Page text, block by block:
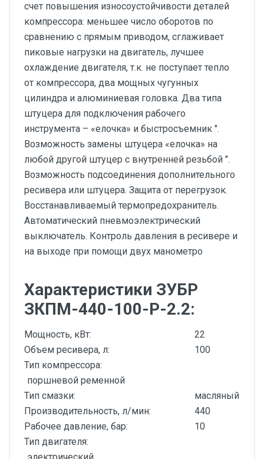
счет повышения износоустойчивости деталей
компрессора: меньшее число оборотов по
сравнению с прямым приводом, сглаживает
пиковые нагрузки на двигатель, лучшее
охлаждение двигателя, т.к. не поступает тепло
от компрессора, два мощных чугунных
цилиндра и алюминиевая головка. Два типа
штуцера для подключения рабочего
инструмента – «елочка» и быстросъемник ".
Возможность замены штуцера «елочка» на
любой другой штуцер с внутренней резьбой ".
Возможность подсоединения дополнительного
ресивера или штуцера. Защита от перегрузок.
Восстанавливаемый термопредохранитель.
Автоматический пневмоэлектрический
выключатель. Контроль давления в ресивере и
на выходе при помощи двух манометро
Характеристики ЗУБР
ЗКПМ-440-100-Р-2.2:
Мощность, кВт:
22
Объем ресивера, л:
100
Тип компрессора:
поршневой ременной
Тип смазки:
масляный
Производительность, л/мин:
440
Рабочее давление, бар:
10
Тип двигателя: